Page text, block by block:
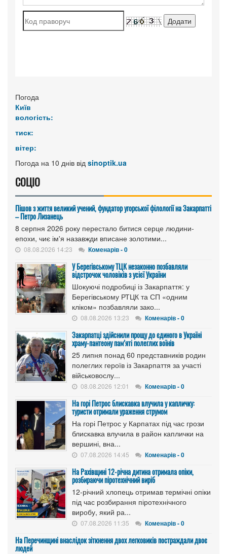
Погода
Київ
вологість:
тиск:
вітер:
Погода на 10 днів від sinoptik.ua
СОЦІО
Пішов з життя великий учений, фундатор угорської філології на Закарпатті
– Петро Лизанець
8 серпня 2026 року перестало битися серце людини-
епохи, чиє ім'я назавжди вписане золотими...
08.08.2026 14:23 Коменарів - 0
У Берегівському ТЦК незаконно позбавляли
відстрочок чоловіків з усієї України
Шокуючі подробиці із Закарпаття: у
Берегівському РТЦК та СП «одним
кліком» позбавляли зако...
08.08.2026 13:23 Коменарів - 0
Закарпатці здійснили прощу до єдиного в Україні
храму-пантеону пам’яті полеглих воїнів
25 липня понад 60 представників родин
полеглих героїв із Закарпаття за участі
військовослу...
08.08.2026 12:01 Коменарів - 0
На горі Петрос блискавка влучила у капличку:
туристи отримали ураження струмом
На горі Петрос у Карпатах під час грози
блискавка влучила в район каплички на
вершині, вна...
07.08.2026 14:45 Коменарів - 0
На Рахівщині 12-річна дитина отримала опіки,
розбираючи піротехнічний виріб
12-річний хлопець отримав термічні опіки
під час розбирання піротехнічного
виробу, який ра...
07.08.2026 11:35 Коменарів - 0
На Перечинщині внаслідок зіткнення двох легковиків постраждали двоє
людей